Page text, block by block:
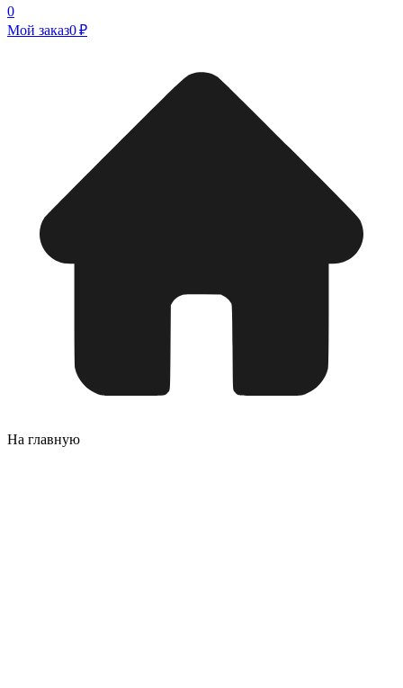
0
Мой заказ0 ₽
На главную